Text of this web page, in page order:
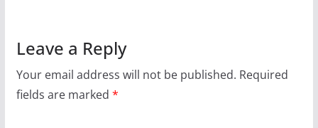
Leave a Reply
Your email address will not be published. Required
fields are marked *